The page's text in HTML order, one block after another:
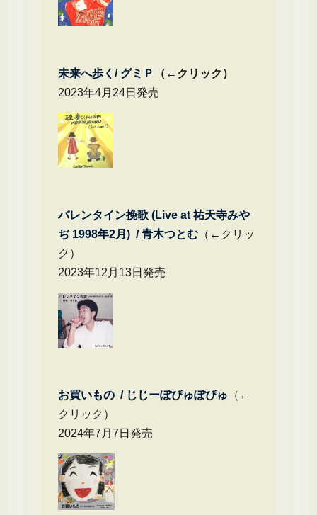
未来へ歩く/ グミＰ
（←クリック）
2023年4月24日発売
バレンタイン挽歌 (Live at 祐天寺みや
ぢ 1998年2月) / 青木つとむ（←クリッ
ク）
2023年12月13日発売
お買いもの / じじーぽぴゅぽぴゅ （←
クリック）
2024年7月7日発売